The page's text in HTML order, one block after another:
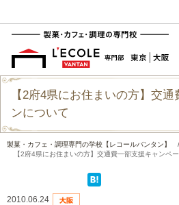
【2府4県にお住まいの方】交
ンについて
製菓・カフェ・調理専門の学校【レコールバンタン】 /
【2府4県にお住まいの方】交通費一部支援キャンペ
2010.06.24